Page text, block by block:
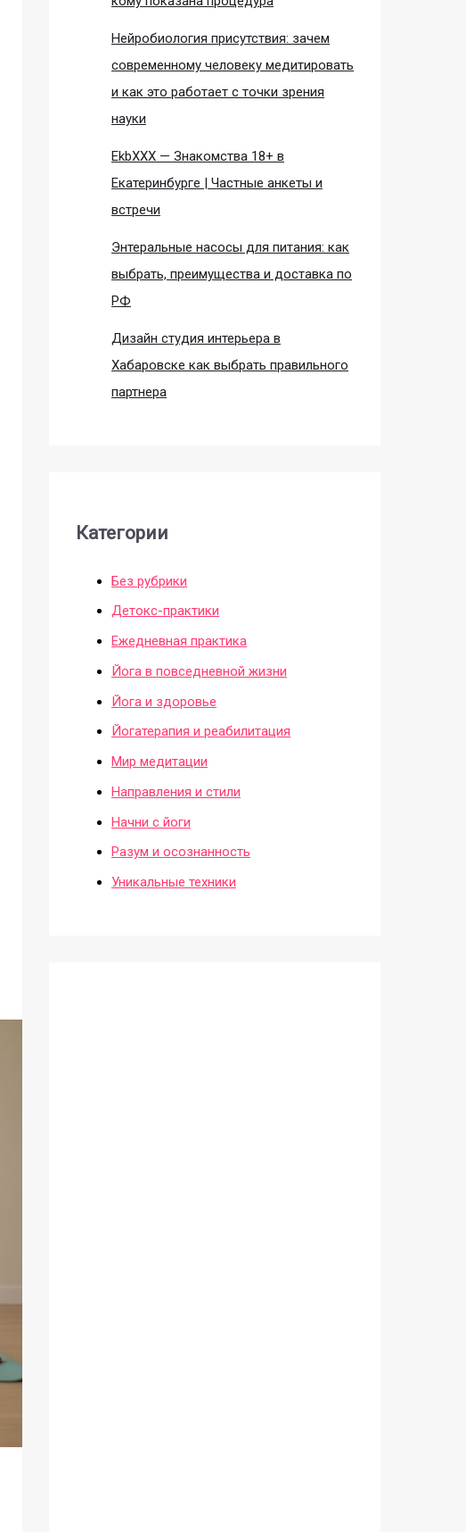
Нейробиология присутствия: зачем
современному человеку медитировать
и как это работает с точки зрения
науки
EkbXXX — Знакомства 18+ в
Екатеринбурге | Частные анкеты и
встречи
Энтеральные насосы для питания: как
выбрать, преимущества и доставка по
РФ
Дизайн студия интерьера в
Хабаровске как выбрать правильного
партнера
Категории
Без рубрики
Детокс-практики
Ежедневная практика
Йога в повседневной жизни
Йога и здоровье
Йогатерапия и реабилитация
Мир медитации
Направления и стили
Начни с йоги
Разум и осознанность
Уникальные техники